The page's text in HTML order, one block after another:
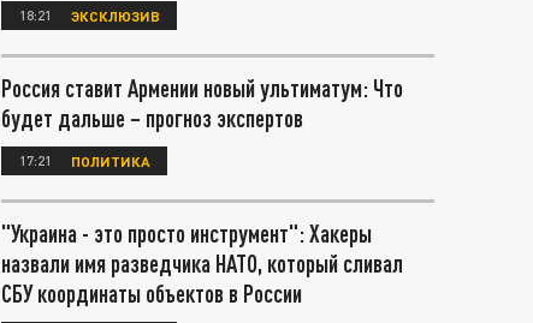
18:21 ЭКСКЛЮЗИВ
Россия ставит Армении новый ультиматум: Что
будет дальше – прогноз экспертов
17:21 ПОЛИТИКА
"Украина - это просто инструмент": Хакеры
назвали имя разведчика НАТО, который сливал
СБУ координаты объектов в России